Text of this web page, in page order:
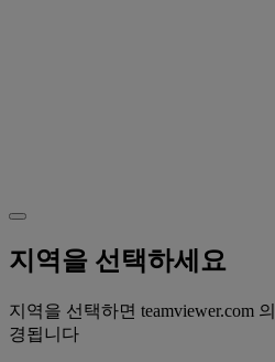
지역을 선택하세요
지역을 선택하면 teamviewer.com
경됩니다